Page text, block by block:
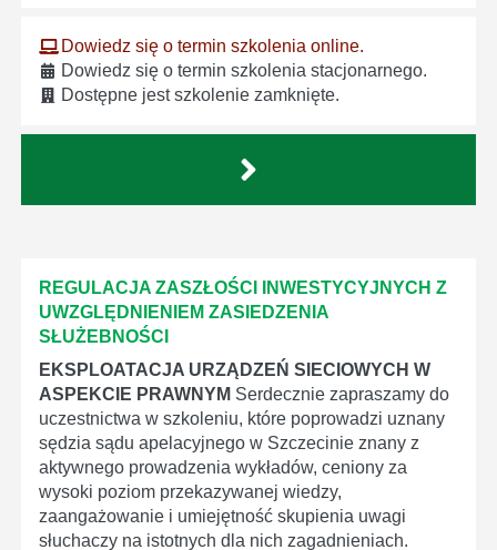
Dowiedz się o termin szkolenia online.
Dowiedz się o termin szkolenia stacjonarnego.
Dostępne jest szkolenie zamknięte.
REGULACJA ZASZŁOŚCI INWESTYCYJNYCH Z
UWZGLĘDNIENIEM ZASIEDZENIA
SŁUŻEBNOŚCI
EKSPLOATACJA URZĄDZEŃ SIECIOWYCH W
ASPEKCIE PRAWNYM Serdecznie zapraszamy do
uczestnictwa w szkoleniu, które poprowadzi uznany
sędzia sądu apelacyjnego w Szczecinie znany z
aktywnego prowadzenia wykładów, ceniony za
wysoki poziom przekazywanej wiedzy,
zaangażowanie i umiejętność skupienia uwagi
słuchaczy na istotnych dla nich zagadnieniach.